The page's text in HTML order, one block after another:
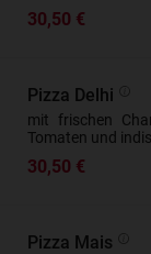
30,50 €
Pizza Delhi
mit frischen
Tomaten und
30,50 €
Pizza Mais